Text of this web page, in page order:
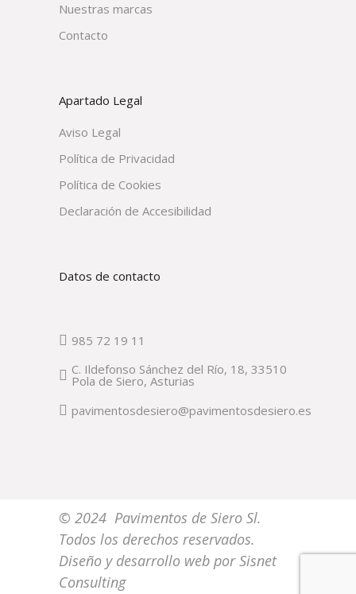
Nuestras marcas
Contacto
Apartado Legal
Aviso Legal
Política de Privacidad
Política de Cookies
Declaración de Accesibilidad
Datos de contacto
985 72 19 11
C. Ildefonso Sánchez del Río, 18, 33510
Pola de Siero, Asturias
pavimentosdesiero@pavimentosdesiero.es
© 2024 Pavimentos de Siero Sl.
Todos los derechos reservados.
Diseño y desarrollo web porSisnet
Consulting